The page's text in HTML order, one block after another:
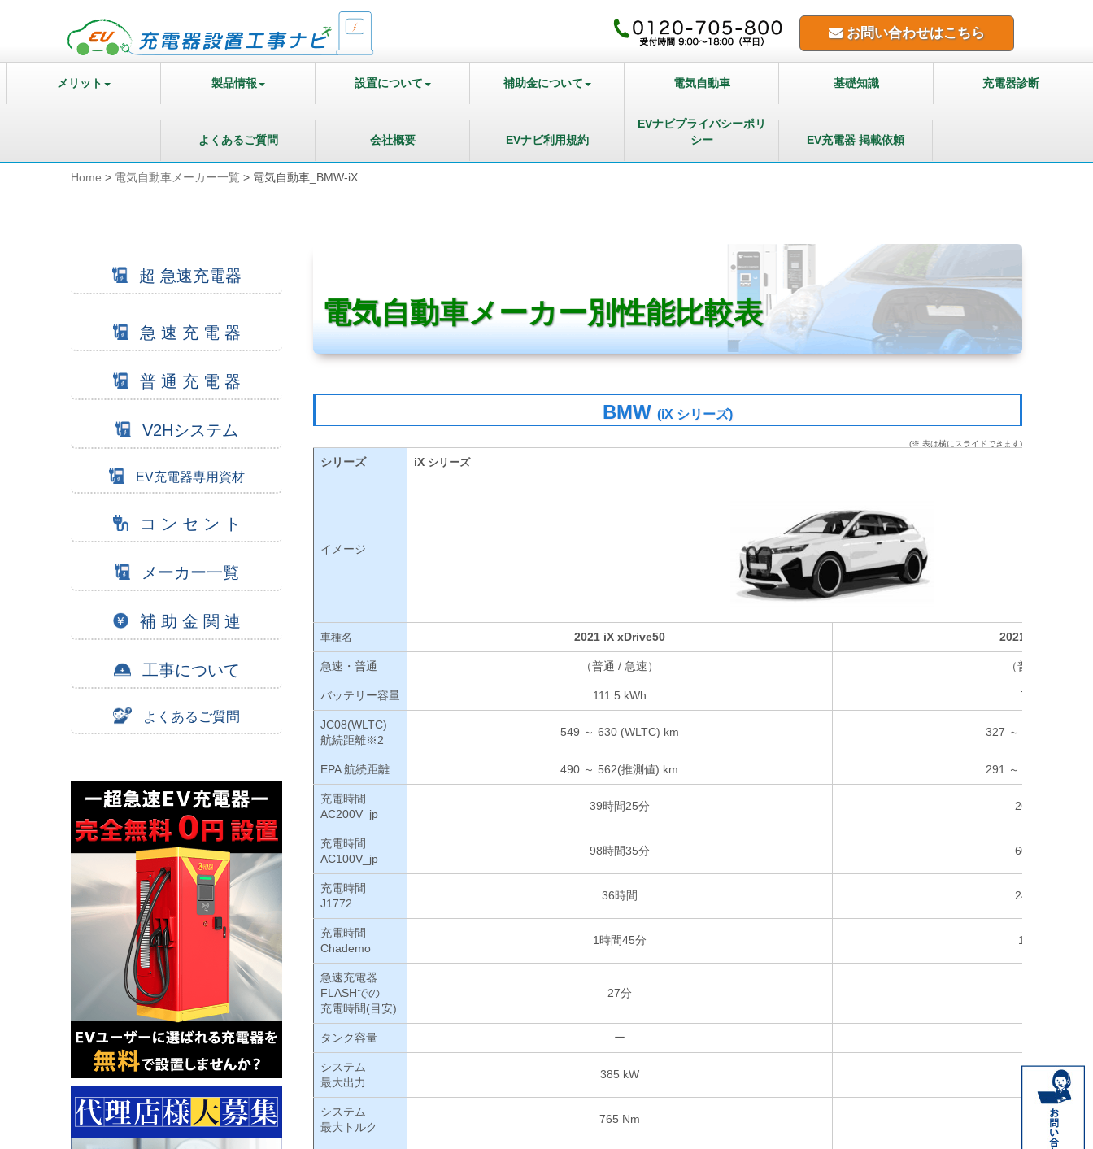
お問い合わせはこちら
メリット 製品情報 設置について 補助金について 電気自動車 基礎知識 充電器診断
よくあるご質問 会社概要 EVナビ利用規約
EVナビプライバシーポリ
シー
EV充電器 掲載依頼
Home > 電気自動車メーカー一覧 > 電気自動車_BMW-iX
電気自動車メーカー別性能比較表
BMW (iX シリーズ)
(※ 表は横にスライドできます)
シリーズ iX シリーズ
イメージ
車種名 2021 iX xDrive50 2021 iX xDrive40
急速・普通 （普通 / 急速） （普通 / 急速）
バッテリー容量 111.5 kWh 76.6 kWh
JC08(WLTC)
航続距離※2
549 ～ 630 (WLTC) km 327 ～ 425 (WLTC)
EPA 航続距離 490 ～ 562(推測値) km 291 ～ 379(推測値)
充電時間
AC200V_jp
39時間25分 26時間35分
充電時間
AC100V_jp
98時間35分 60時間30分
充電時間
J1772
36時間 24時間55分
充電時間
Chademo
1時間45分 1時間30分
急速充電器
FLASHでの
充電時間(目安)
27分
タンク容量 ー
システム
最大出力
385 kW 240 kW
システム
最大トルク
765 Nm 630 Nm
超 急速充電器
急 速 充 電 器
普 通 充 電 器
V2Hシステム
EV充電器専用資材
コ ン セ ン ト
メーカー一覧
補 助 金 関 連
工事について
よくあるご質問